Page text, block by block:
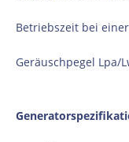
Betriebszeit bei
Geräuschpegel Lpa/